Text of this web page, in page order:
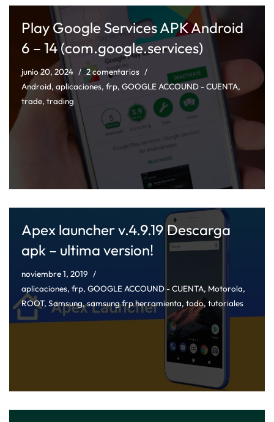
Play Google Services APK Android
6 – 14 (com.google.services)
junio 20, 2024
2 comentarios
Android, aplicaciones, frp, GOOGLE ACCOUND - CUENTA,
trade, trading
Apex launcher v.4.9.19 Descarga
apk – ultima version!
noviembre 1, 2019
aplicaciones, frp, GOOGLE ACCOUND - CUENTA, Motorola,
ROOT, Samsung,samsung frp herramienta, todo, tutoriales